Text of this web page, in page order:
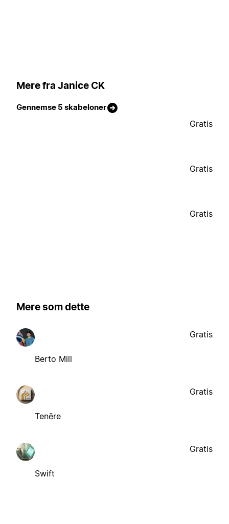
Mere fra Janice CK
Gennemse 5 skabeloner
Gratis
Gratis
Gratis
Mere som dette
Berto Mill
Gratis
Tenēre
Gratis
Swift
Gratis